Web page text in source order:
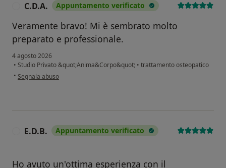
C.D.A. Appuntamento verificato
Veramente bravo! Mi è sembrato molto
preparato e professionale.
4 agosto 2026
• Studio Privato &quot;Anima&Corpo&quot; • trattamento osteopatico
• secondo l'opinione dell'utente C.D.A.
Segnala abuso
E.D.B. Appuntamento verificato
Ho avuto un'ottima esperienza con il